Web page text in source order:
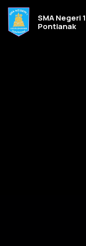
SMA Negeri 1
Pontianak